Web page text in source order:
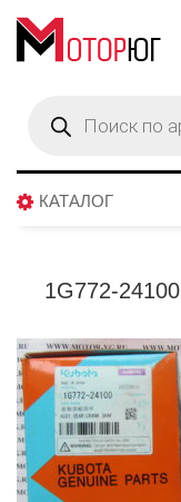
товаров
КАТАЛОГ
1G772-24100